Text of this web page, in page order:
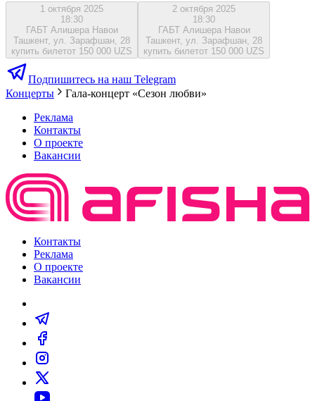
1 октября 2025
18:30
ГАБТ Алишера Навои
Ташкент, ул. Зарафшан, 28
купить билетот 150 000 UZS
2 октября 2025
18:30
ГАБТ Алишера Навои
Ташкент, ул. Зарафшан, 28
купить билетот 150 000 UZS
Подпишитесь на наш Telegram
Концерты
Гала-концерт «Сезон любви»
Реклама
Контакты
О проекте
Вакансии
Контакты
Реклама
О проекте
Вакансии